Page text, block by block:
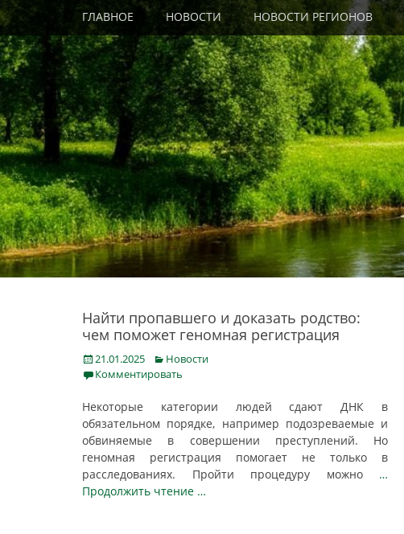
Skip
content
Primary Menu
ГЛАВНОЕ НОВОСТИ НОВОСТИ РЕГИОНОВ
Найти пропавшего и доказать родство:
чем поможет геномная регистрация
Posted
on
21.01.2025 Categories
Новости
Комментировать
Некоторые категории людей сдают ДНК в
обязательном порядке, например подозреваемые и
обвиняемые в совершении преступлений. Но
геномная регистрация помогает не только в
расследованиях. Пройти процедуру можно …
Продолжить чтение …